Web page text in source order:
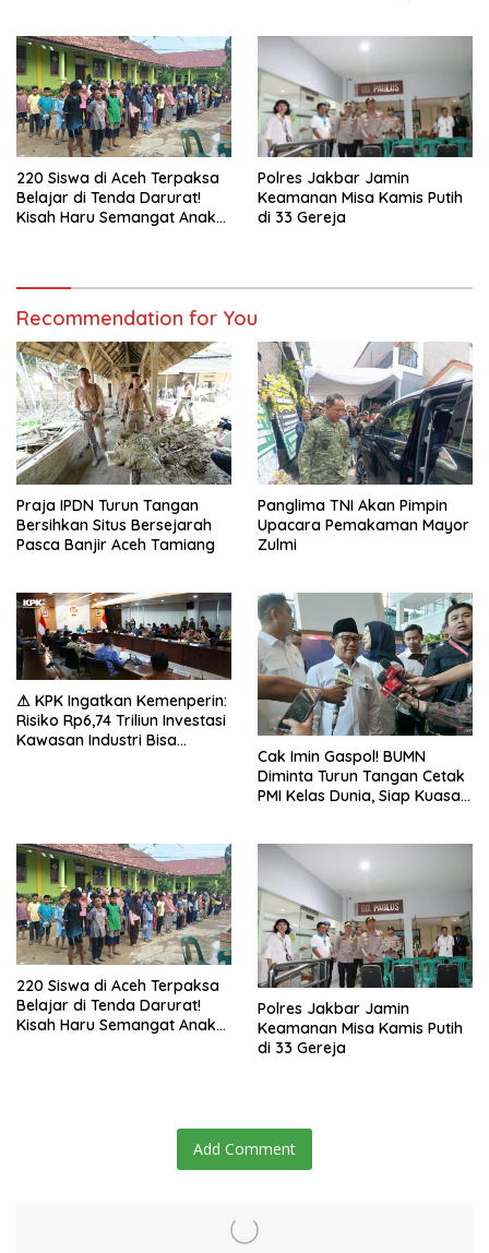
220 Siswa di Aceh Terpaksa
Belajar di Tenda Darurat!
Kisah Haru Semangat Anak-
Polres Jakbar Jamin
Keamanan Misa Kamis Putih
di 33 Gereja
Recommendation for You
Praja IPDN Turun Tangan
Bersihkan Situs Bersejarah
Pasca Banjir Aceh Tamiang
Panglima TNI Akan Pimpin
Upacara Pemakaman Mayor
Zulmi
⚠ KPK Ingatkan Kemenperin:
Risiko Rp6,74 Triliun Investasi
Kawasan Industri Bisa
Cak Imin Gaspol! BUMN
Diminta Turun Tangan Cetak
PMI Kelas Dunia, Siap Kuasai
220 Siswa di Aceh Terpaksa
Belajar di Tenda Darurat!
Kisah Haru Semangat Anak-
Polres Jakbar Jamin
Keamanan Misa Kamis Putih
di 33 Gereja
Add Comment